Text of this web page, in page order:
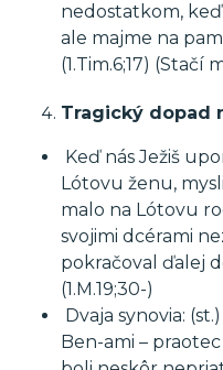
nedostatkom,
ale majme na
(1.Tim.6;17) (Stačí
Tragický dopad
Keď nás Ježiš
Lótovu ženu,
malo na Lótovu
svojimi dcérami
pokračoval ďalej
(1.M.19;30-)
Dvaja synovia:
Ben-ami –